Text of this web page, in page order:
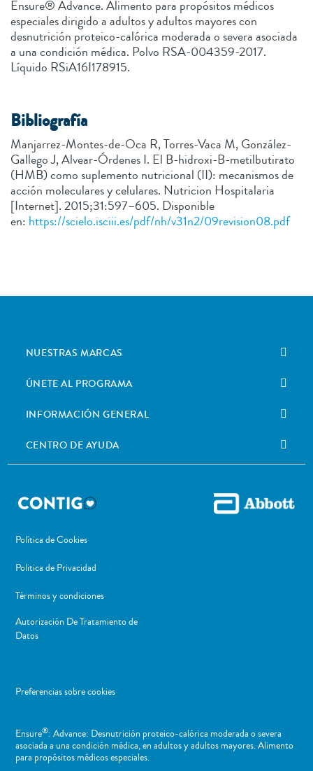
Ensure® Advance. Alimento para propósitos médicos
especiales dirigido a adultos y adultos mayores con
desnutrición proteico-calórica moderada o severa asociada
a una condición médica. Polvo RSA-004359-2017.
Líquido RSiA16I178915.
Bibliografía
Manjarrez-Montes-de-Oca R, Torres-Vaca M, González-
Gallego J, Alvear-Órdenes I. El B-hidroxi-B-metilbutirato
(HMB) como suplemento nutricional (II): mecanismos de
acción moleculares y celulares. Nutricion Hospitalaria
[Internet]. 2015;31:597–605. Disponible
en: https://scielo.isciii.es/pdf/nh/v31n2/09revision08.pdf
NUESTRAS MARCAS
ÚNETE AL PROGRAMA
INFORMACIÓN GENERAL
CENTRO DE AYUDA
Política de Cookies
Politica de Privacidad
Términos y condiciones
Autorización De Tratamiento de
Datos
Preferencias sobre cookies
Ensure®: Advance: Desnutrición proteico-calórica moderada o severa
asociada a una condición médica, en adultos y adultos mayores. Alimento
para propósitos médicos especiales.